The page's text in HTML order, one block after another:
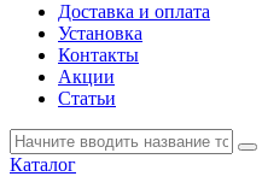
Доставка и оплата
Установка
Контакты
Акции
Статьи
Каталог